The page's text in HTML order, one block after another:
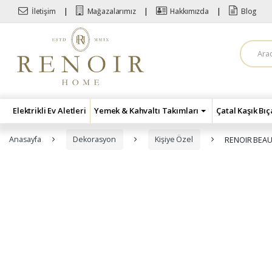
Skip to navigation
Skip to content
İletişim Mağazalarımız Hakkımızda Blog
A
r
a
Elektrikli Ev Aletleri Yemek & Kahvaltı Takımları Çatal Kaşık
Anasayfa Dekorasyon Kişiye Özel RENOIR